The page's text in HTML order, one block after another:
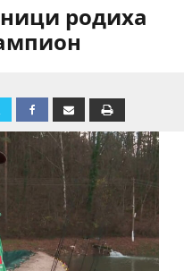
родиха